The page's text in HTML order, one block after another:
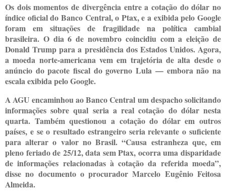
Os dois momentos de divergência entre a cotação do dólar no
índice oficial do Banco Central, o Ptax, e a exibida pelo Google
foram em situações de fragilidade na política cambial
brasileira. O dia 6 de novembro coincidiu com a eleição de
Donald Trump para a presidência dos Estados Unidos. Agora,
a moeda norte-americana vem em trajetória de alta desde o
anúncio do pacote fiscal do governo Lula — embora não na
escala exibida pelo Google.
A AGU encaminhou ao Banco Central um despacho solicitando
informações sobre qual seria a real cotação do dólar nesta
quarta. Também questionou a cotação do dólar em outros
países, e se o resultado estrangeiro seria relevante o suficiente
para alterar o valor no Brasil. “Causa estranheza que, em
pleno feriado de 25/12, data sem Ptax, ocorra uma disparidade
de informações relacionadas à cotação da referida moeda”,
disse no documento o procurador Marcelo Eugênio Feitosa
Almeida.